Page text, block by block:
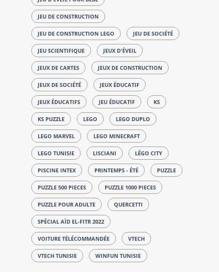
JEU DE CONSTRUCTION
JEU DE CONSTRUCTION LEGO JEU DE SOCIÉTÉ
JEU SCIENTIFIQUE JEUX D'ÉVEIL
JEUX DE CARTES JEUX DE CONSTRUCTION
JEUX DE SOCIÉTÉ JEUX ÉDUCATIF
JEUX ÉDUCATIFS JEU ÉDUCATIF KS
KS PUZZLE LEGO LEGO DUPLO
LEGO MARVEL LEGO MINECRAFT
LEGO TUNISIE LISCIANI LÉGO CITY
PISCINE INTEX PRINTEMPS - ÉTÉ PUZZLE
PUZZLE 500 PIECES PUZZLE 1000 PIECES
PUZZLE POUR ADULTE QUERCETTI
SPÉCIAL AÏD EL-FITR 2022
VOITURE TÉLÉCOMMANDÉE VTECH
VTECH TUNISIE WINFUN TUNISIE